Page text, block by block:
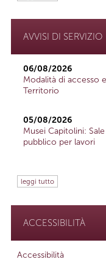
AVVISI DI SERVIZIO
06/08/2026
Modalità di accesso
Territorio
05/08/2026
Musei Capitolini:
pubblico per lavori
leggi tutto
ACCESSIBILITÀ
Accessibilità